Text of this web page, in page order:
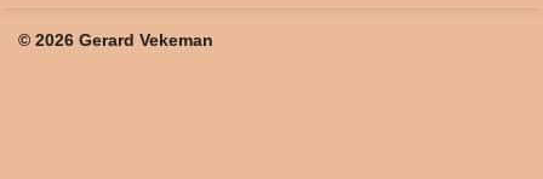
© 2026 Gerard Vekeman